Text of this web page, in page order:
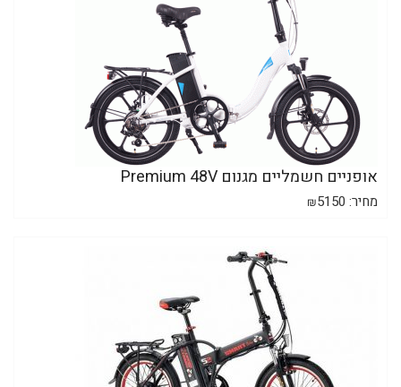
אופניים חשמליים מגנום Premium 48V
מחיר: ₪ 5150